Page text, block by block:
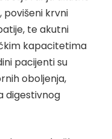
povišeni krvni
te akutni
kapacitetima
pacijenti su
oboljenja,
digestivnog